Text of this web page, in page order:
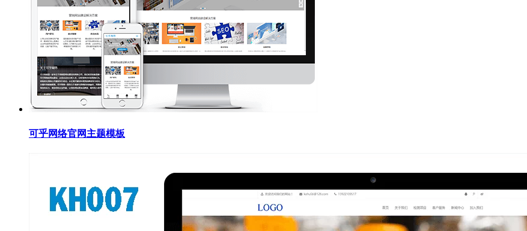
可乎网络官网主题模板